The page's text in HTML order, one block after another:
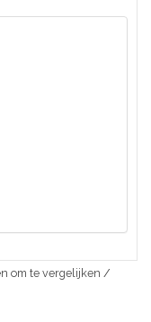
om te vergelijken /